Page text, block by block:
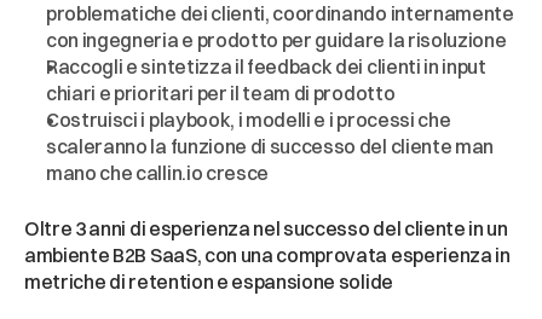
problematiche dei clienti, coordinando internamente
con ingegneria e prodotto per guidare la risoluzione
Raccogli e sintetizza il feedback dei clienti in input
chiari e prioritari per il team di prodotto
Costruisci i playbook, i modelli e i processi che
scaleranno la funzione di successo del cliente man
mano che callin.io cresce
Oltre 3 anni di esperienza nel successo del cliente in un
ambiente B2B SaaS, con una comprovata esperienza in
metriche di retention e espansione solide